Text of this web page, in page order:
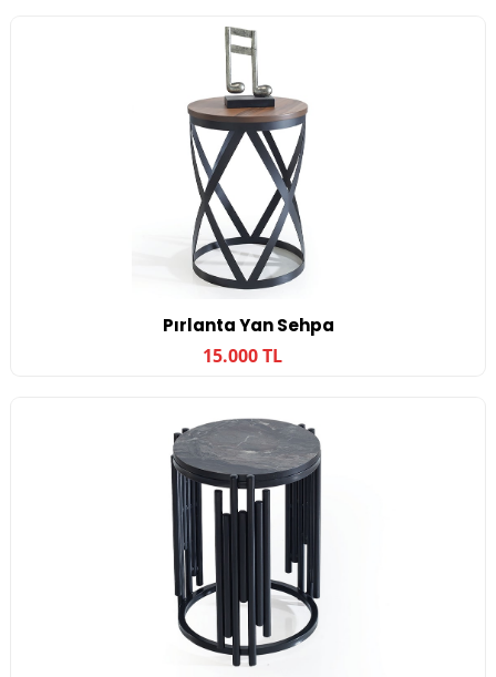
Pırlanta Yan Sehpa
15.000 TL